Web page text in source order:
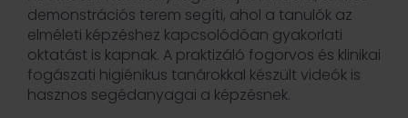
demonstrációs terem segíti, ahol a tanulók az
elméleti képzéshez kapcsolódóan gyakorlati
oktatást is kapnak. A praktizáló fogorvos és klinikai
fogászati higiénikus tanárokkal készült videók is
hasznos segédanyagai a képzésnek.